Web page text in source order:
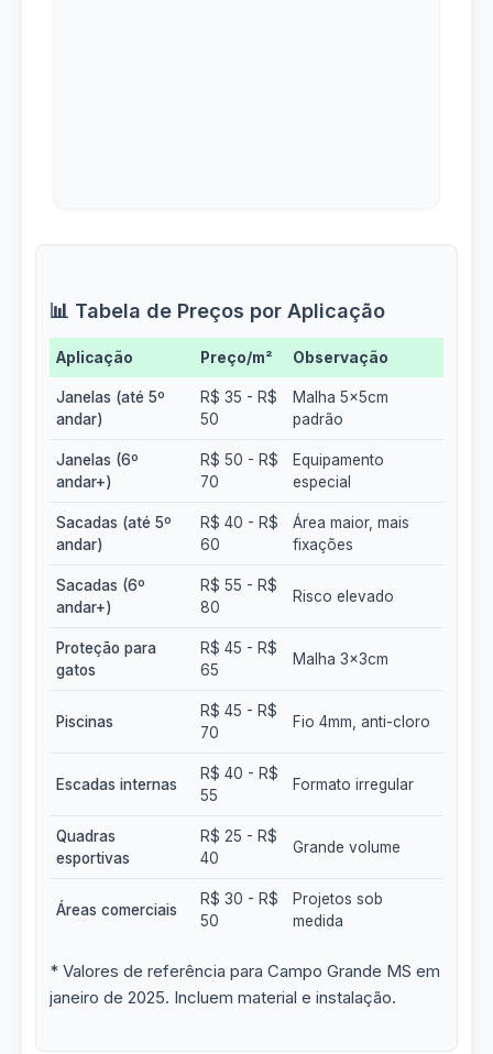
📊 Tabela de Preços por Aplicação
Aplicação Preço/m² Observação
Janelas (até 5º
andar)
R$ 35 - R$
50
Malha 5x5cm
padrão
Janelas (6º
andar+)
R$ 50 - R$
70
Equipamento
especial
Sacadas (até 5º
andar)
R$ 40 - R$
60
Área maior, mais
fixações
Sacadas (6º
andar+)
R$ 55 - R$
80
Risco elevado
Proteção para
gatos
R$ 45 - R$
65
Malha 3x3cm
Piscinas
R$ 45 - R$
70
Fio 4mm, anti-cloro
Escadas internas
R$ 40 - R$
55
Formato irregular
Quadras
esportivas
R$ 25 - R$
40
Grande volume
Áreas comerciais
R$ 30 - R$
50
Projetos sob
medida
* Valores de referência para Campo Grande MS em
janeiro de 2025. Incluem material e instalação.